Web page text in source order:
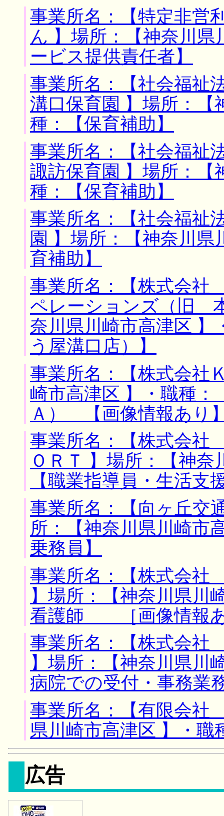
事業所名：【特定非営
ん 】場所：【神奈川県
ービス提供責任者】
事業所名：【社会福
溝口保育園 】場所：【
種：【保育補助】
事業所名：【社会福
諏訪保育園 】場所：【
種：【保育補助】
事業所名：【社会福
園 】場所：【神奈川
育補助】
事業所名：【株式会
ペレーションズ（旧
奈川県川崎市高津区 】
う屋溝口店）】
事業所名：【株式会社
崎市高津区 】・職種
Ａ） 【画像情報あり
事業所名：【株式会
ＯＲＴ 】場所：【神
【職業指導員・生活支
事業所名：【向ヶ丘交
所：【神奈川県川崎市
乗務員】
事業所名：【株式会
】場所：【神奈川県川
看護師 ［画像情報
事業所名：【株式会
】場所：【神奈川県川
病院での受付・事務
事業所名：【有限会社
県川崎市高津区 】・職
広告